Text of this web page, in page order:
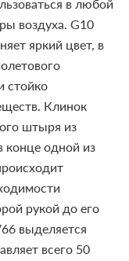
в любой
воздуха. G10
яркий цвет, в
стойко
Клинок
штыря из
конце одной из
рукой до его
выделяется
всего 50